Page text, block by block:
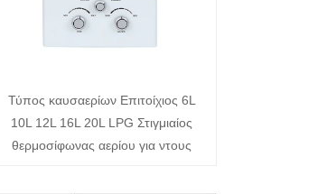
Τύπος καυσαερίων Επιτοίχιος 6L
10L 12L 16L 20L LPG Στιγμιαίος
θερμοσίφωνας αερίου για ντους